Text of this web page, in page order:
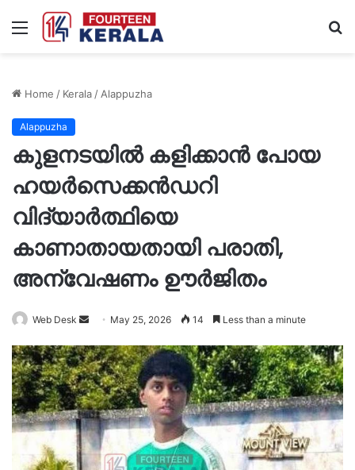
Menu
Home / Kerala/Alappuzha
Alappuzha
കുളനടയിൽ കളിക്കാൻ പോയ
ഹയർസെക്കൻഡറി
വിദ്യാർത്ഥിയെ
കാണാതായതായി പരാതി,
അന്വേഷണം ഊർജിതം
Web Desk
Send
email
May 25, 2026 14 Less than a minute